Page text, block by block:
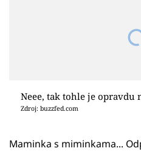
Neee, tak tohle je opravdu
Zdroj: buzzfed.com
Maminka s miminkama...